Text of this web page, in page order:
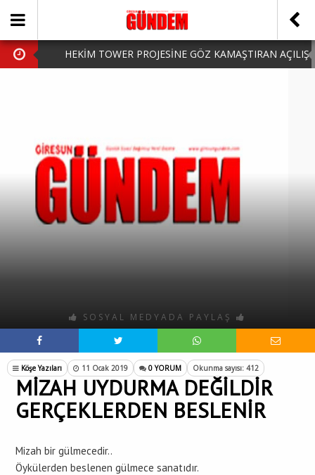
HEKİM TOWER PROJESİNE GÖZ KAMAŞTIRAN AÇILIŞ
HARUN CİCİ: VİDEOYU GÖRÜNCE GÖZLERİM DOLDU
SOSYAL MEDYADA PAYLAŞ
Köşe Yazıları 11 Ocak 2019 0 YORUM Okunma sayısı: 412
MİZAH UYDURMA DEĞİLDİR
GERÇEKLERDEN BESLENİR
Mizah bir gülmecedir..
Öykülerden beslenen gülmece sanatıdır.